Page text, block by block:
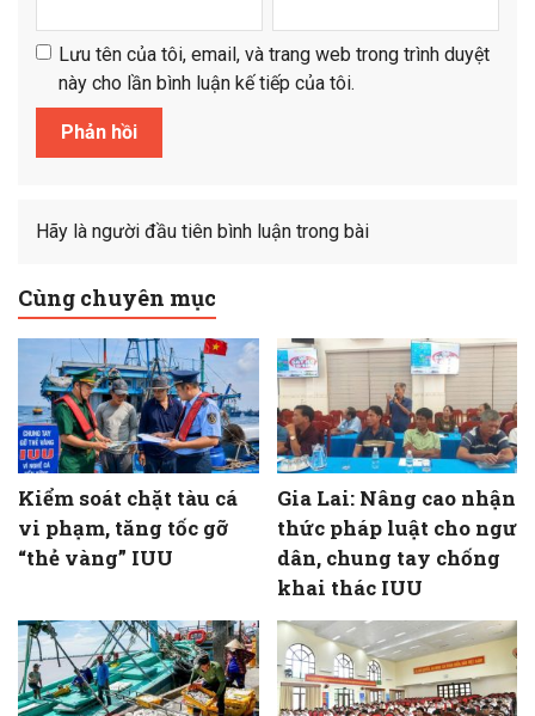
Lưu tên của tôi, email, và trang web trong trình duyệt
này cho lần bình luận kế tiếp của tôi.
Hãy là người đầu tiên bình luận trong bài
Cùng chuyên mục
Kiểm soát chặt tàu cá
vi phạm, tăng tốc gỡ
“thẻ vàng” IUU
Gia Lai: Nâng cao nhận
thức pháp luật cho ngư
dân, chung tay chống
khai thác IUU